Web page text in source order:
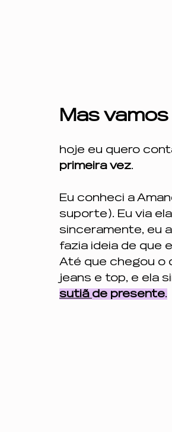
Mas
hoje eu quero
primeira vez.
Eu conheci a
suporte). Eu via
sinceramente, eu
fazia ideia de que
Até que chegou o
jeans e top, e ela
sutiã de presente.